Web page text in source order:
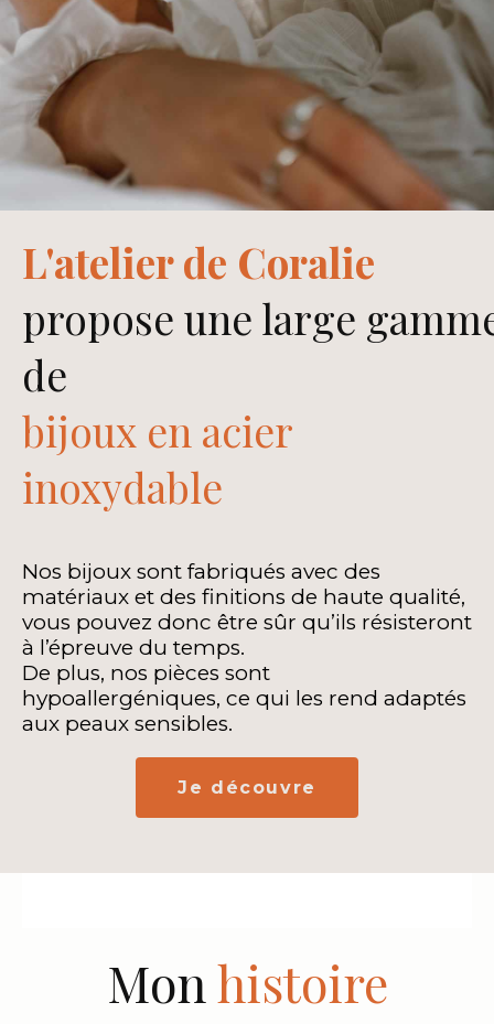
L'atelier de Coralie
propose une large
de
bijoux en acier
inoxydable
Nos bijoux sont fabriqués avec des
matériaux et des finitions de haute qualité,
vous pouvez donc être sûr qu’ils résisteront
à l’épreuve du temps.
De plus, nos pièces sont
hypoallergéniques, ce qui les rend adaptés
aux peaux sensibles.
Je découvre
Mon histoire